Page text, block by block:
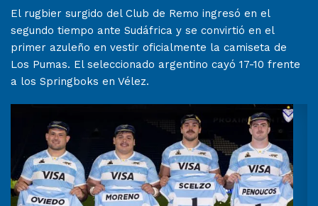
El rugbier surgido del Club de Remo ingresó en el
segundo tiempo ante Sudáfrica y se convirtió en el
primer azuleño en vestir oficialmente la camiseta de
Los Pumas. El seleccionado argentino cayó 17-10 frente
a los Springboks en Vélez.